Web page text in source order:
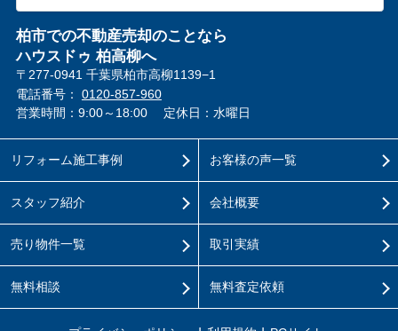
柏市での不動産売却のことなら
ハウスドゥ 柏高柳へ
〒277-0941 千葉県柏市高柳1139−1
電話番号： 0120-857-960
営業時間：9:00～18:00
定休日：水曜日
リフォーム施工事例
スタッフ紹介
売り物件一覧
無料相談
お客様の声一覧
会社概要
取引実績
無料査定依頼